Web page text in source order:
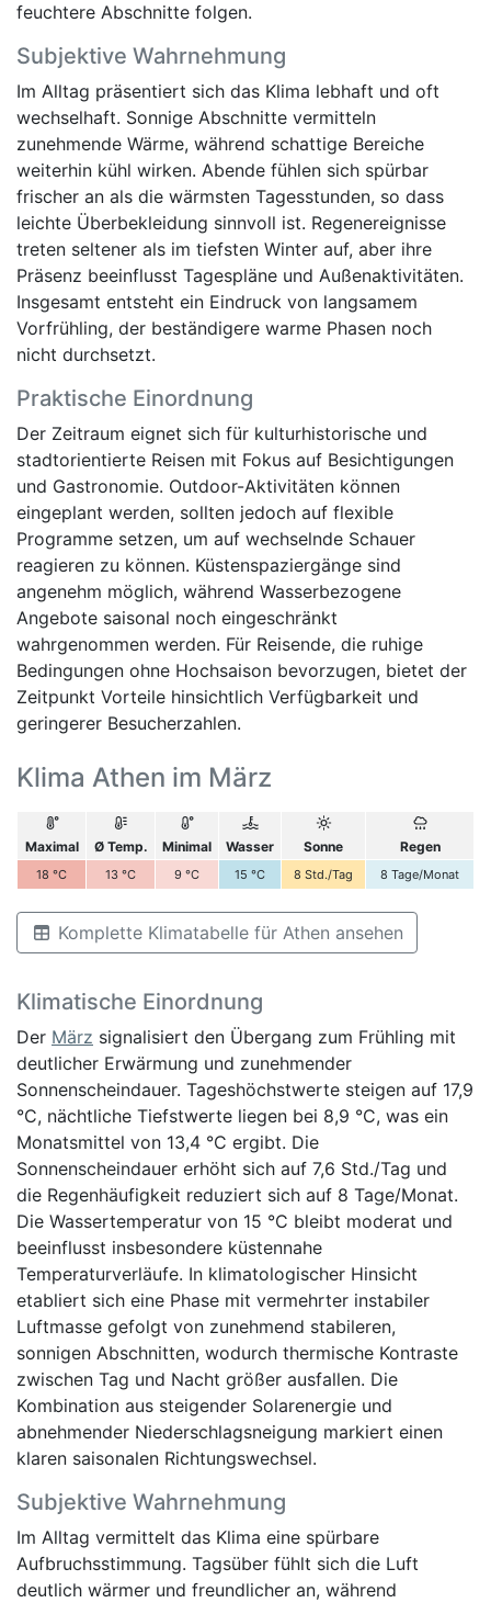
feuchtere Abschnitte folgen.
Subjektive Wahrnehmung
Im Alltag präsentiert sich das Klima lebhaft und oft
wechselhaft. Sonnige Abschnitte vermitteln
zunehmende Wärme, während schattige Bereiche
weiterhin kühl wirken. Abende fühlen sich spürbar
frischer an als die wärmsten Tagesstunden, so dass
leichte Überbekleidung sinnvoll ist. Regenereignisse
treten seltener als im tiefsten Winter auf, aber ihre
Präsenz beeinflusst Tagespläne und Außenaktivitäten.
Insgesamt entsteht ein Eindruck von langsamem
Vorfrühling, der beständigere warme Phasen noch
nicht durchsetzt.
Praktische Einordnung
Der Zeitraum eignet sich für kulturhistorische und
stadtorientierte Reisen mit Fokus auf Besichtigungen
und Gastronomie. Outdoor-Aktivitäten können
eingeplant werden, sollten jedoch auf flexible
Programme setzen, um auf wechselnde Schauer
reagieren zu können. Küstenspaziergänge sind
angenehm möglich, während Wasserbezogene
Angebote saisonal noch eingeschränkt
wahrgenommen werden. Für Reisende, die ruhige
Bedingungen ohne Hochsaison bevorzugen, bietet der
Zeitpunkt Vorteile hinsichtlich Verfügbarkeit und
geringerer Besucherzahlen.
Klima Athen im März
Maximal Ø Temp. Minimal Wasser Sonne Regen
18 °C 13 °C 9 °C 15 °C 8 Std./Tag 8 Tage/Monat
Komplette Klimatabelle für Athen ansehen
Klimatische Einordnung
Der März signalisiert den Übergang zum Frühling mit
deutlicher Erwärmung und zunehmender
Sonnenscheindauer. Tageshöchstwerte steigen auf 17,9
°C, nächtliche Tiefstwerte liegen bei 8,9 °C, was ein
Monatsmittel von 13,4 °C ergibt. Die
Sonnenscheindauer erhöht sich auf 7,6 Std./Tag und
die Regenhäufigkeit reduziert sich auf 8 Tage/Monat.
Die Wassertemperatur von 15 °C bleibt moderat und
beeinflusst insbesondere küstennahe
Temperaturverläufe. In klimatologischer Hinsicht
etabliert sich eine Phase mit vermehrter instabiler
Luftmasse gefolgt von zunehmend stabileren,
sonnigen Abschnitten, wodurch thermische Kontraste
zwischen Tag und Nacht größer ausfallen. Die
Kombination aus steigender Solarenergie und
abnehmender Niederschlagsneigung markiert einen
klaren saisonalen Richtungswechsel.
Subjektive Wahrnehmung
Im Alltag vermittelt das Klima eine spürbare
Aufbruchsstimmung. Tagsüber fühlt sich die Luft
deutlich wärmer und freundlicher an, während